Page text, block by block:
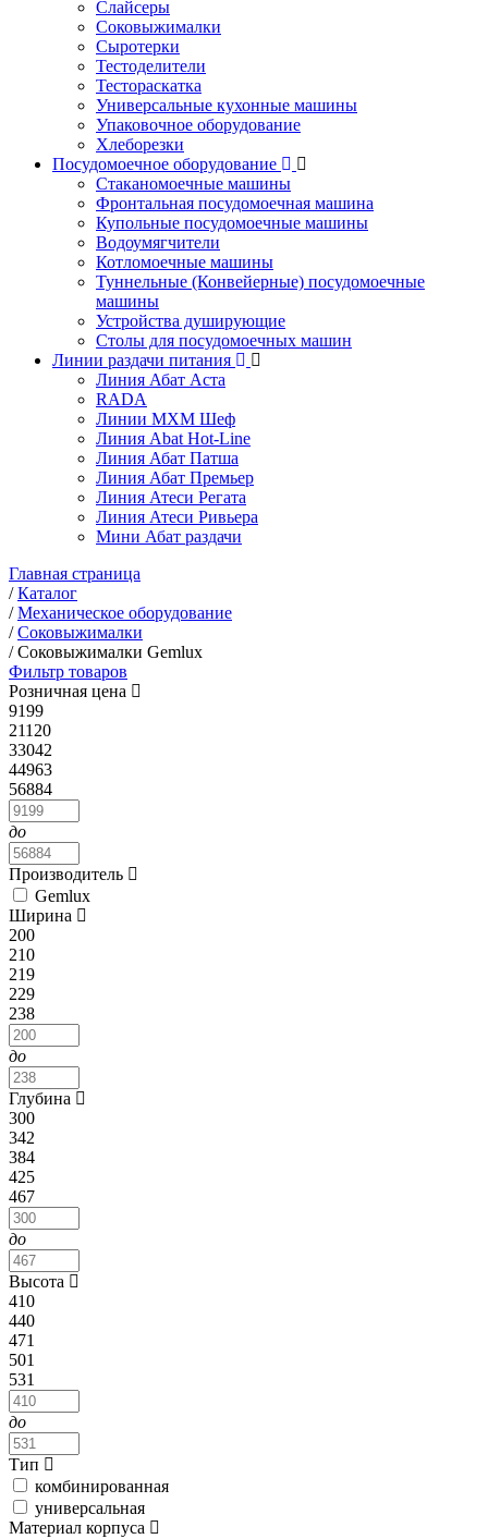
Слайсеры
Соковыжималки
Сыротерки
Тестоделители
Тестораскатка
Универсальные кухонные машины
Упаковочное оборудование
Хлеборезки
Посудомоечное оборудование
Стаканомоечные машины
Фронтальная посудомоечная машина
Купольные посудомоечные машины
Водоумягчители
Котломоечные машины
Туннельные (Конвейерные) посудомоечные
машины
Устройства душирующие
Столы для посудомоечных машин
Линии раздачи питания
Линия Абат Аста
RADA
Линии МХМ Шеф
Линия Abat Hot-Line
Линия Абат Патша
Линия Абат Премьер
Линия Атеси Регата
Линия Атеси Ривьера
Мини Абат раздачи
Главная страница
/Каталог
/Механическое оборудование
/Соковыжималки
/Соковыжималки Gemlux
Фильтр товаров
Розничная цена
9199
21120
33042
44963
56884
до
Производитель
Gemlux
Ширина
200
210
219
229
238
до
Глубина
300
342
384
425
467
до
Высота
410
440
471
501
531
до
Тип
комбинированная
универсальная
Материал корпуса